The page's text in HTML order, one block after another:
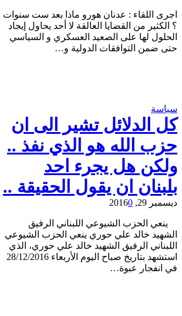
اجرى اللقاء : عدنان هورو ماذا بعد ست سنوات
؟ الكثير من القضايا العالقة لا أحد يحاول إيجاد
الحلول لها على الصعيد العسكري و السياسي
حتى ضمن التوافقات الدولية و…
سياسة
كل الدلائل تشير الى ان
حزب الله هو الذي نفذ ..
ولكن هل يجرء احد
بلبنان ان يقول الحقيقة ..
ديسمبر 29, 2016 0
ينعي الحزب الشيوعي اللبناني الرفيق
الشهيد خالد علي حوري ينعي الحزب الشيوعي
اللبناني الرفيق الشهيد خالد علي حوري، الذي
استشهد بتاريخ صباح اليوم الأربعاء 28/12/2016
في انفجار عبوة…